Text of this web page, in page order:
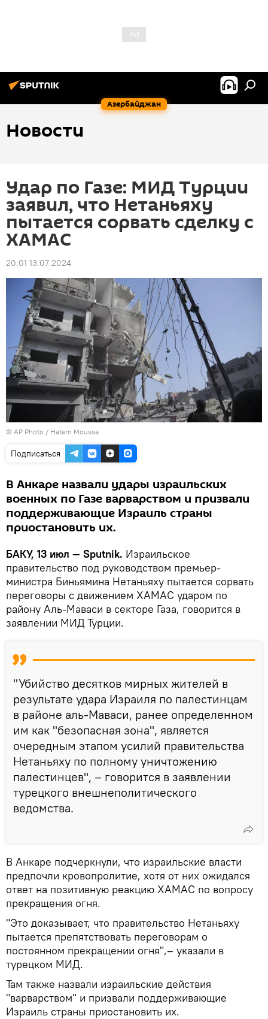
Азербайджан
Новости
Удар по Газе: МИД Турции
заявил, что Нетаньяху
пытается сорвать сделку с
ХАМАС
20:01 13.07.2024
© AP Photo / Hatem Moussa
Подписаться
В Анкаре назвали удары израильских
военных по Газе варварством и призвали
поддерживающие Израиль страны
приостановить их.
БАКУ, 13 июл — Sputnik. Израильское
правительство под руководством премьер-
министра Биньямина Нетаньяху пытается сорвать
переговоры с движением ХАМАС ударом по
району Аль-Маваси в секторе Газа, говорится в
заявлении МИД Турции.
"Убийство десятков мирных жителей в
результате удара Израиля по палестинцам
в районе аль-Маваси, ранее определенном
им как "безопасная зона", является
очередным этапом усилий правительства
Нетаньяху по полному уничтожению
палестинцев", – говорится в заявлении
турецкого внешнеполитического
ведомства.
В Анкаре подчеркнули, что израильские власти
предпочли кровопролитие, хотя от них ожидался
ответ на позитивную реакцию ХАМАС по вопросу
прекращения огня.
"Это доказывает, что правительство Нетаньяху
пытается препятствовать переговорам о
постоянном прекращении огня",– указали в
турецком МИД.
Там также назвали израильские действия
"варварством" и призвали поддерживающие
Израиль страны приостановить их.